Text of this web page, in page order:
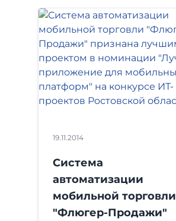
19.11.2014
Система
автоматизации
мобильной торговли
"Флюгер-Продажи"